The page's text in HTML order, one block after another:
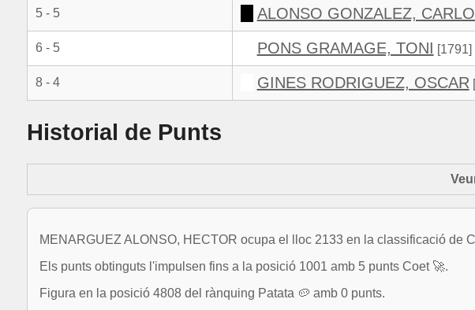
5 - 5 ALONSO GONZALEZ,
6 - 5 PONS GRAMAGE, TONI [1791]
8 - 4 GINES RODRIGUEZ, OSCAR
Historial de Punts
MENARGUEZ ALONSO, HECTOR ocupa el lloc 2133 en la classificació de
Els punts obtinguts l'impulsen fins a la posició 1001 amb 5 punts Coet 🚀.
Figura en la posició 4808 del rànquing Patata 🥔 amb 0 punts.